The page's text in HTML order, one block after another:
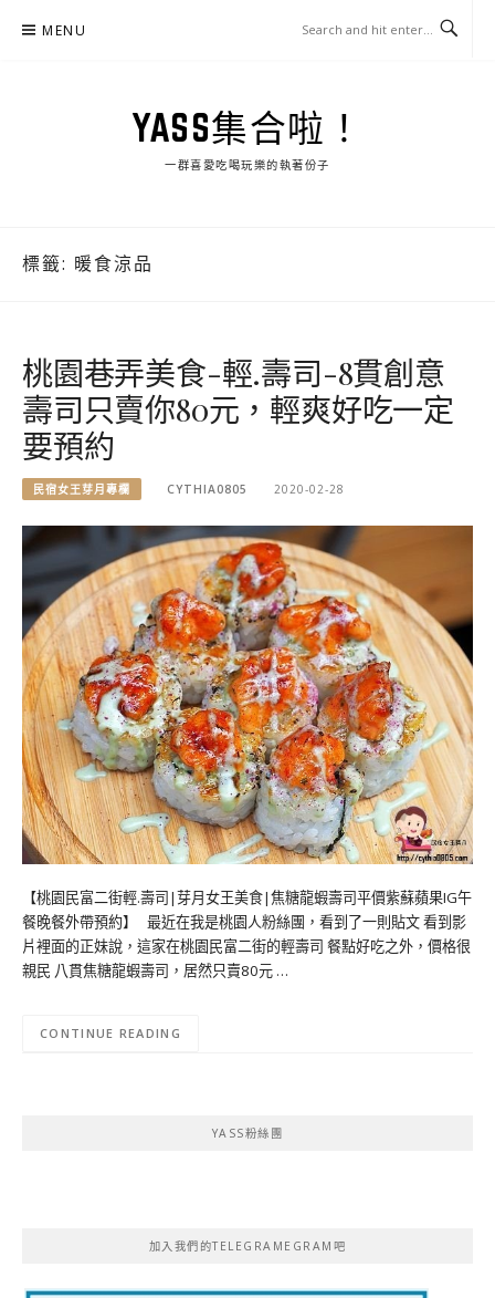
MENU
YASS集合啦！
一群喜愛吃喝玩樂的執著份子
標籤: 暖食涼品
桃園巷弄美食-輕.壽司-8貫創意
壽司只賣你80元，輕爽好吃一定
要預約
民宿女王芽月專欄 CYTHIA0805 2020-02-28
【桃園民富二街輕.壽司|芽月女王美食|焦糖龍蝦壽司平價紫蘇蘋果IG午
餐晚餐外帶預約】 最近在我是桃園人粉絲團，看到了一則貼文 看到影
片裡面的正妹說，這家在桃園民富二街的輕壽司 餐點好吃之外，價格很
親民 八貫焦糖龍蝦壽司，居然只賣80元 …
CONTINUE READING
YASS粉絲團
加入我們的TELEGRAMEGRAM吧